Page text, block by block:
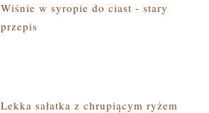
Wiśnie w syropie do ciast - stary
przepis
Lekka sałatka z chrupiącym ryżem